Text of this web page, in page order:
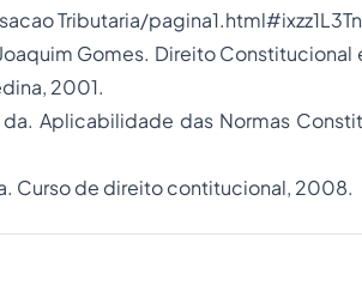
Tributaria/pagina1.html#ixzz1L3Tn
Gomes. Direito Constitucional
2001.
da. Aplicabilidade das Normas
Curso de direito contitucional, 2008.